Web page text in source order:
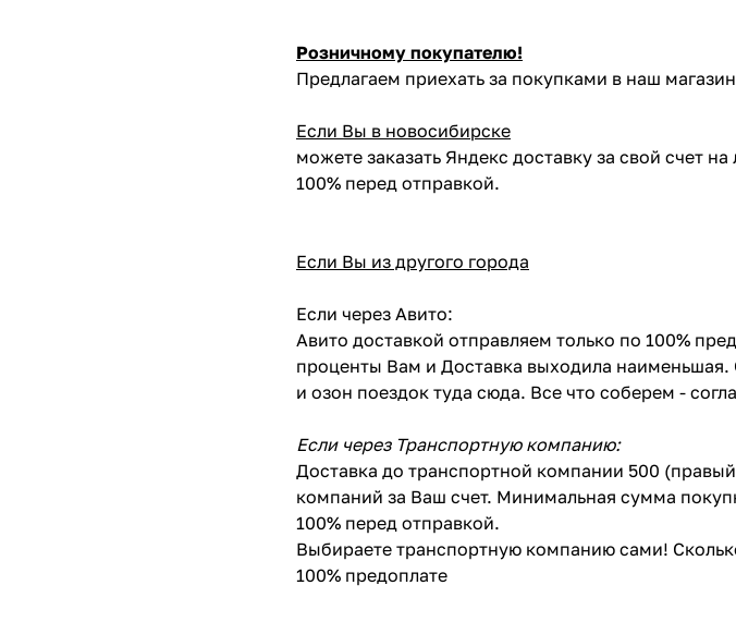
Розничному покупателю!
Предлагаем приехать за покупками в наш
Если Вы в новосибирске
можете заказать Яндекс доставку за свой счет
100% перед отправкой.
Если Вы из другого города
Если через Авито:
Авито доставкой отправляем только по 100%
проценты Вам и Доставка выходила
и озон поездок туда сюда. Все что соберем -
Если через Транспортную компанию:
Доставка до транспортной компании 500
компаний за Ваш счет. Минимальная сумма
100% перед отправкой.
Выбираете транспортную компанию сами!
100% предоплате